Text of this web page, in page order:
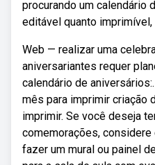
procurando um calendário
editável quanto imprimível,
Web — realizar uma
aniversariantes requer
calendário de
mês para imprimir criação
imprimir. Se você deseja
comemorações, considere
fazer um mural ou painel